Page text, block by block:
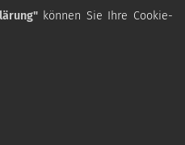
können Sie Ihre Cookie-